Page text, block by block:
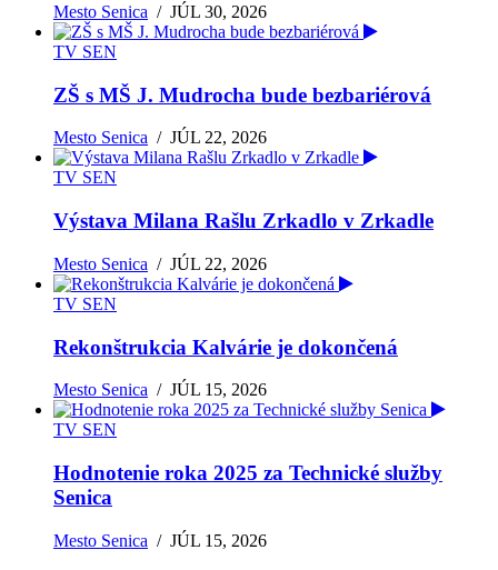
Mesto Senica /JÚL 30, 2026
TV SEN
ZŠ s MŠ J. Mudrocha bude bezbariérová
Mesto Senica /JÚL 22, 2026
TV SEN
Výstava Milana Rašlu Zrkadlo v Zrkadle
Mesto Senica /JÚL 22, 2026
TV SEN
Rekonštrukcia Kalvárie je dokončená
Mesto Senica /JÚL 15, 2026
TV SEN
Hodnotenie roka 2025 za Technické služby
Senica
Mesto Senica /JÚL 15, 2026